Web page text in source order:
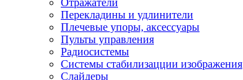
Отражатели
Перекладины и удлинители
Плечевые упоры, аксессуары
Пульты управления
Радиосистемы
Системы стабилизацции изображения
Слайдеры